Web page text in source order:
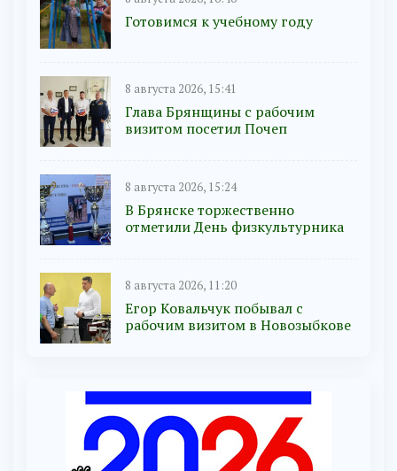
Готовимся к учебному году
8 августа 2026, 15:41
Глава Брянщины с рабочим
визитом посетил Почеп
8 августа 2026, 15:24
В Брянске торжественно
отметили День физкультурника
8 августа 2026, 11:20
Егор Ковальчук побывал с
рабочим визитом в Новозыбкове